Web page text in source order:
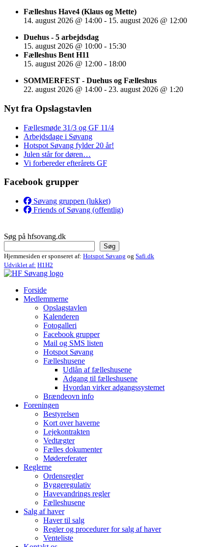
Fælleshus Have4 (Klaus og Mette)
14. august 2026 @ 14:00 - 15. august 2026 @ 12:00
Duehus - 5 arbejdsdag
15. august 2026 @ 10:00 - 15:30
Fælleshus Bent H11
15. august 2026 @ 12:00 - 18:00
SOMMERFEST - Duehus og Fælleshus
22. august 2026 @ 14:00 - 23. august 2026 @ 1:20
Nyt fra Opslagstavlen
Fællesmøde 31/3 og GF 11/4
Arbejdsdage i Søvang
Hotspot Søvang fylder 20 år!
Julen står for døren…
Vi forbereder efterårets GF
Facebook grupper
Søvang gruppen (lukket)
Friends of Søvang (offentlig)
Søg på hfsovang.dk
Søg
Hjemmesiden er sponseret af: Hotspot Søvang og Safi.dk
Udviklet af: H1H2
Forside
Medlemmerne
Opslagstavlen
Kalenderen
Fotogalleri
Facebook grupper
Mail og SMS listen
Hotspot Søvang
Fælleshusene
Udlån af fælleshusene
Adgang til fælleshusene
Hvordan virker adgangssystemet
Brændeovn info
Foreningen
Bestyrelsen
Kort over haverne
Lejekontrakten
Vedtægter
Fælles dokumenter
Mødereferater
Reglerne
Ordensregler
Byggeregulativ
Havevandrings regler
Fælleshusene
Salg af haver
Haver til salg
Regler og procedurer for salg af haver
Venteliste